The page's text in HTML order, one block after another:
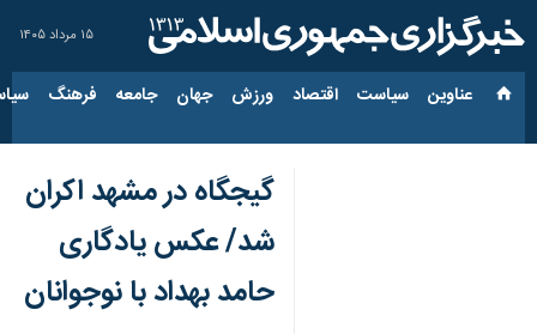
۱۵ مرداد ۱۴۰۵
عناوین‌ سیاست اقتصاد ورزش جهان جامعه فرهنگ
گیجگاه در مشهد اکران
شد/ عکس یادگاری
حامد بهداد با نوجوانان